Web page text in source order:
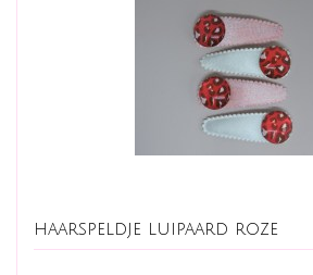
haarspeldje luipaard roze